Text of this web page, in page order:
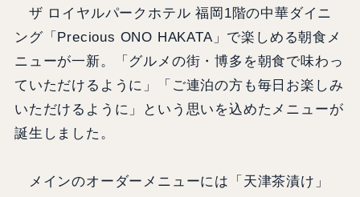
ザ ロイヤルパークホテル 福岡1階の中華ダイニ
ング「Precious ONO HAKATA」で楽しめる朝食メ
ニューが一新。「グルメの街・博多を朝食で味わっ
ていただけるように」「ご連泊の方も毎日お楽しみ
いただけるように」という思いを込めたメニューが
誕生しました。
メインのオーダーメニューには「天津茶漬け」